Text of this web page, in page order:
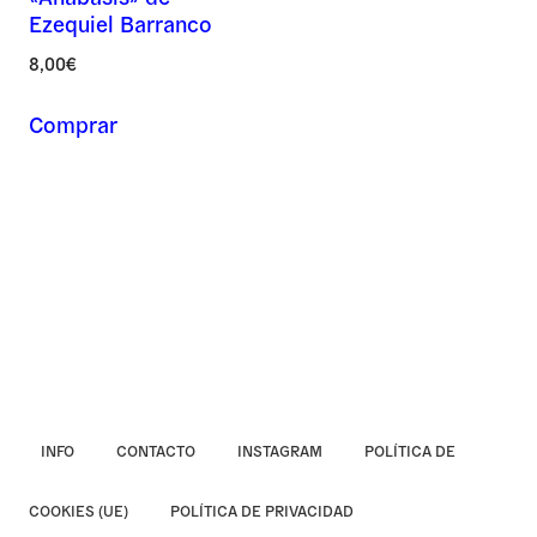
Ezequiel Barranco
8,00€
Comprar
INFO CONTACTO INSTAGRAM POLÍTICA DE
COOKIES (UE) POLÍTICA DE PRIVACIDAD
Asunto *